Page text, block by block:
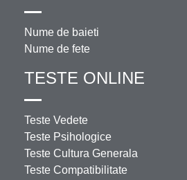
Nume de baieti
Nume de fete
TESTE ONLINE
Teste Vedete
Teste Psihologice
Teste Cultura Generala
Teste Compatibilitate